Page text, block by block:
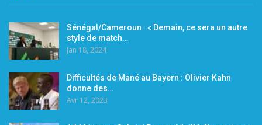
Sénégal/Cameroun : « Demain, ce sera un autre
style de match…
Jan 18, 2024
Difficultés de Mané au Bayern : Olivier Kahn
donne des…
Avr 12, 2023